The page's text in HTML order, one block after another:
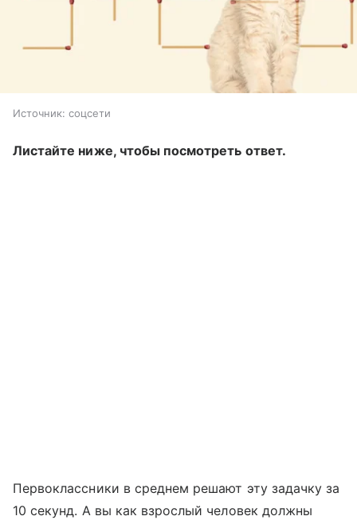
Источник: соцсети
Листайте ниже, чтобы посмотреть ответ.
Первоклассники в среднем решают эту задачку за
10 секунд. А вы как взрослый человек должны